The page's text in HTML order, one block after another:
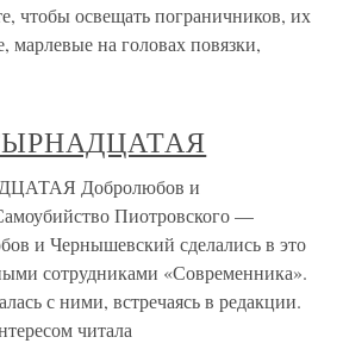
чтобы освещать пограничников, их
марлевые на головах повязки,
Добролюбов и
Пиотровского —
и Чернышевский сделались в это
сотрудниками «Современника».
с ними, встречаясь в редакции.
читала